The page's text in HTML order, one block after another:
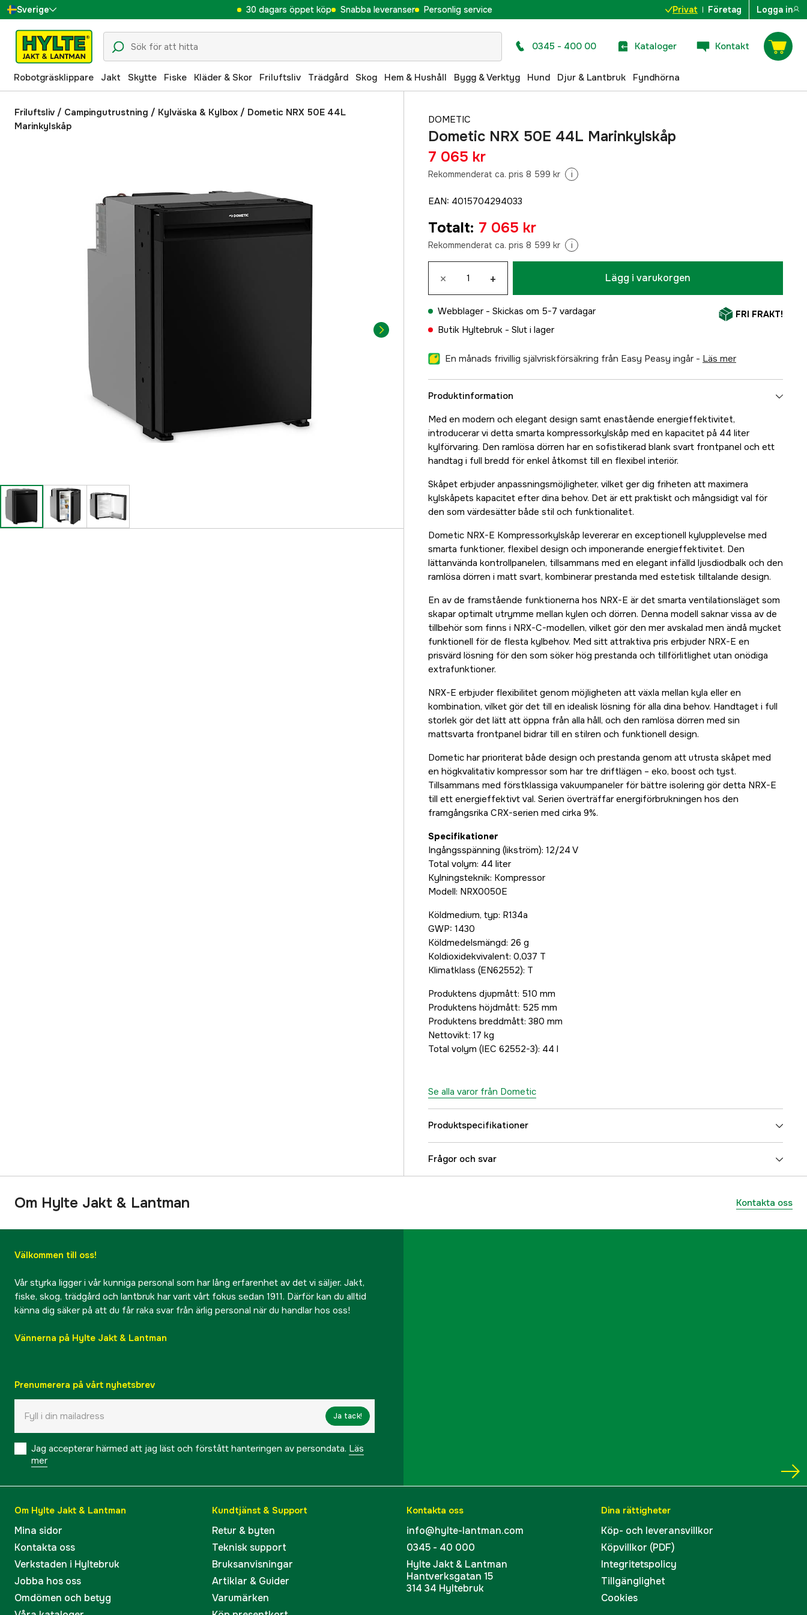
Sverige
Danmark
Suomi
Norge
Deutschland
30 dagars öppet köp Snabba leveranser Personlig service Privat Företag Logga in
0345 - 400 00 Kataloger Kontakt
Robotgräsklippare Jakt Skytte Fiske Kläder & Skor Friluftsliv Trädgård Skog Hem & Hushåll Bygg & Verktyg Hund Djur & Lantbruk Fyndhörna
Friluftsliv / Campingutrustning / Kylväska & Kylbox / Dometic NRX 50E 44L
Marinkylskåp
DOMETIC
Dometic NRX 50E 44L Marinkylskåp
7 065 kr
Rekommenderat ca. pris 8 599 kr i
EAN: 4015704294033
Totalt: 7 065 kr
Rekommenderat ca. pris 8 599 kr i
× + Lägg i varukorgen
Webblager - Skickas om 5-7 vardagar
Butik Hyltebruk - Slut i lager
FRI FRAKT!
En månads frivillig självriskförsäkring från Easy Peasy ingår - läs mer
Produktinformation
Med en modern och elegant design samt enastående energieffektivitet,
introducerar vi detta smarta kompressorkylskåp med en kapacitet på 44 liter
kylförvaring. Den ramlösa dörren har en sofistikerad blank svart frontpanel och ett
handtag i full bredd för enkel åtkomst till en flexibel interiör.
Skåpet erbjuder anpassningsmöjligheter, vilket ger dig friheten att maximera
kylskåpets kapacitet efter dina behov. Det är ett praktiskt och mångsidigt val för
den som värdesätter både stil och funktionalitet.
Dometic NRX-E Kompressorkylskåp levererar en exceptionell kylupplevelse med
smarta funktioner, flexibel design och imponerande energieffektivitet. Den
lättanvända kontrollpanelen, tillsammans med en elegant infälld ljusdiodbalk och den
ramlösa dörren i matt svart, kombinerar prestanda med estetisk tilltalande design.
En av de framstående funktionerna hos NRX-E är det smarta ventilationsläget som
skapar optimalt utrymme mellan kylen och dörren. Denna modell saknar vissa av de
tillbehör som finns i NRX-C-modellen, vilket gör den mer avskalad men ändå mycket
funktionell för de flesta kylbehov. Med sitt attraktiva pris erbjuder NRX-E en
prisvärd lösning för den som söker hög prestanda och tillförlitlighet utan onödiga
extrafunktioner.
NRX-E erbjuder flexibilitet genom möjligheten att växla mellan kyla eller en
kombination, vilket gör det till en idealisk lösning för alla dina behov. Handtaget i full
storlek gör det lätt att öppna från alla håll, och den ramlösa dörren med sin
mattsvarta frontpanel bidrar till en stilren och funktionell design.
Dometic har prioriterat både design och prestanda genom att utrusta skåpet med
en högkvalitativ kompressor som har tre driftlägen – eko, boost och tyst.
Tillsammans med förstklassiga vakuumpaneler för bättre isolering gör detta NRX-E
till ett energieffektivt val. Serien överträffar energiförbrukningen hos den
framgångsrika CRX-serien med cirka 9%.
Specifikationer
Ingångsspänning (likström): 12/24 V
Total volym: 44 liter
Kylningsteknik: Kompressor
Modell: NRX0050E
Köldmedium, typ: R134a
GWP: 1430
Köldmedelsmängd: 26 g
Koldioxidekvivalent: 0,037 T
Klimatklass (EN62552): T
Produktens djupmått: 510 mm
Produktens höjdmått: 525 mm
Produktens breddmått: 380 mm
Nettovikt: 17 kg
Total volym (IEC 62552-3): 44 l
Se alla varor från Dometic
Produktspecifikationer
Referensnummer
Frågor och svar
Om Hylte Jakt & Lantman Kontakta oss
Välkommen till oss!
Vår styrka ligger i vår kunniga personal som har lång erfarenhet av det vi säljer. Jakt,
fiske, skog, trädgård och lantbruk har varit vårt fokus sedan 1911. Därför kan du alltid
känna dig säker på att du får raka svar från ärlig personal när du handlar hos oss!
Vännerna på Hylte Jakt & Lantman
Prenumerera på vårt nyhetsbrev
Ja tack!
Jag accepterar härmed att jag läst och förstått hanteringen av persondata. Läs
mer
Om Hylte Jakt & Lantman
Mina sidor
Kontakta oss
Verkstaden i Hyltebruk
Jobba hos oss
Omdömen och betyg
Kundtjänst & Support
Retur & byten
Teknisk support
Bruksanvisningar
Artiklar & Guider
Varumärken
Kontakta oss
info@hylte-lantman.com
0345 - 40 000
Hylte Jakt & Lantman
Hantverksgatan 15
314 34 Hyltebruk
Dina rättigheter
Köp- och leveransvillkor
Köpvillkor (PDF)
Integritetspolicy
Tillgänglighet
Cookies